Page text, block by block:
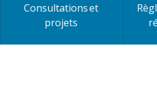
Consultations et
projets